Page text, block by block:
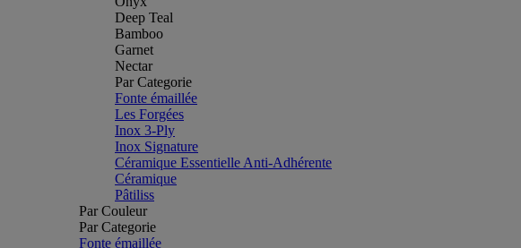
Deep Teal
Bamboo
Garnet
Nectar
Par Categorie
Fonte émaillée
Les Forgées
Inox 3-Ply
Inox Signature
Céramique Essentielle Anti-Adhérente
Céramique
Pâtiliss
Par Couleur
Par Categorie
Fonte émaillée